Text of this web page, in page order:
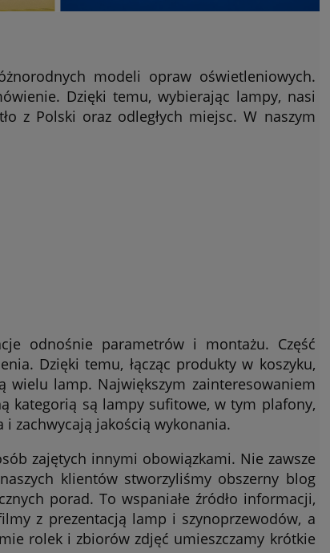
modeli opraw oświetleniowych.
Dzięki temu, wybierając lampy, nasi
z Polski oraz odległych miejsc. W naszym
odnośnie parametrów i montażu. Część
Dzięki temu, łącząc produkty w koszyku,
wielu lamp. Największym zainteresowaniem
kategorią są lampy sufitowe, w tym plafony,
zachwycają jakością wykonania.
zajętych innymi obowiązkami. Nie zawsze
klientów stworzyliśmy obszerny blog
porad. To wspaniałe źródło informacji,
z prezentacją lamp i szynoprzewodów, a
rolek i zbiorów zdjęć umieszczamy krótkie